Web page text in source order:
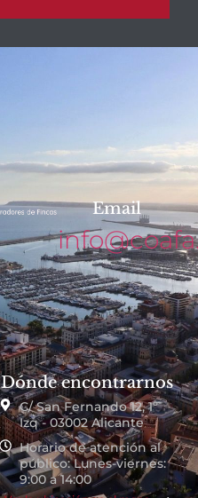
Email
Dónde encontrarnos
C/ San Fernando 12, 1º
Izq - 03002 Alicante
Horario de atención al
público: Lunes-viernes:
9:00 a 14:00